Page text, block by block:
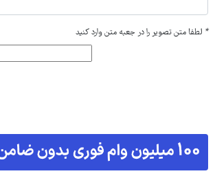
* لطفا متن تصویر را در جعبه متن وارد کنید